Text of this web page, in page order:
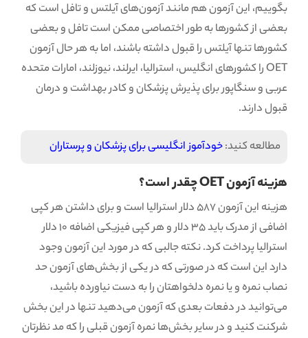
بگوییم، این آزمون هم مانند آزمون‌های آیلتس و تافل است که
بعضی از کشورها به طور اختصاصی ممکن است تافل و بعضی
کشورها تنها آیلتس را قبول داشته باشند، اما به هر حال آزمون
OET را کشورهای انگلیس، استرالیا، ایرلند، نیوزلند، امارات متحده
عربی و سنگاپور برای پذیرش پزشکان و کادر بهداشت و درمان
قبول دارند.
مطالعه کنید:خودآموز انگلیسی برای پزشکان و پرستاران
هزینه آزمون OET چقدر است؟
هزینه این آزمون 587 دلار استرالیا است و برای داشتن هر کپی
اضافی از مدرک باید 35 دلار و هر کپی فیزیکی اضافه 10 دلار
استرالیا پرداخت کرد. نکته جالبی که در مورد این آزمون وجود
دارد این است که در صورتی که در یکی از بخش‌های آزمون حد
نصاب نمره و یا نمره دلخواهتان را به دست نیاورده باشید،
می‌توانید در دفعات بعدی که آزمون می‌دهید تنها در این بخش
شرکنت کنید و در سایر بخش‌ها نمره آزمون قبلی را که مد نظرتان